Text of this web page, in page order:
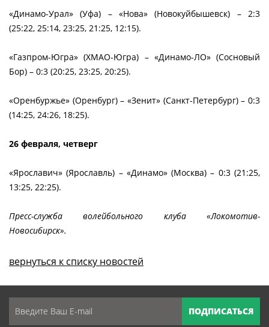
«Динамо-Урал» (Уфа) – «Нова» (Новокуйбышевск) – 2:3
(25:22, 25:14, 23:25, 21:25, 12:15).
«Газпром-Югра» (ХМАО-Югра) – «Динамо-ЛО» (Сосновый
Бор) – 0:3 (20:25, 23:25, 20:25).
«Оренбуржье» (Оренбург) – «Зенит» (Санкт-Петербург) – 0:3
(14:25, 24:26, 18:25).
26 февраля, четверг
«Ярославич» (Ярославль) – «Динамо» (Москва) – 0:3 (21:25,
13:25, 22:25).
Пресс-служба волейбольного клуба «Локомотив-
Новосибирск».
вернуться к списку новостей
ПОДПИСАТЬСЯ